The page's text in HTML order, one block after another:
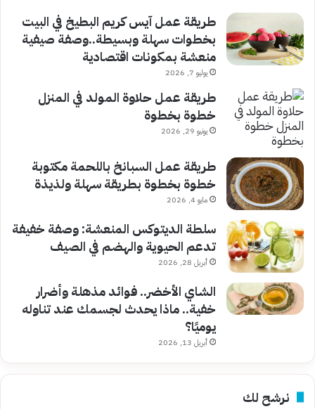
طريقة عمل آيس كريم البطيخ في البيت
بخطوات سهلة وبسيطة..وصفة صيفية
منعشة بمكونات اقتصادية
يوليو 7, 2026
طريقة عمل حلاوة المولد في المنزل
خطوة بخطوة
يونيو 29, 2026
طريقة عمل السبانخ باللحمة مكتوبة
خطوة بخطوة بطريقة سهلة ولذيذة
مايو 4, 2026
سلطة الديتوكس المنعشة: وصفة خفيفة
تدعم الحيوية والهضم في الصيف
أبريل 28, 2026
الشاي الأخضر.. فوائد مذهلة وأضرار
خفية.. ماذا يحدث لجسمك عند تناوله
يوميًا؟
أبريل 13, 2026
نرشح لك